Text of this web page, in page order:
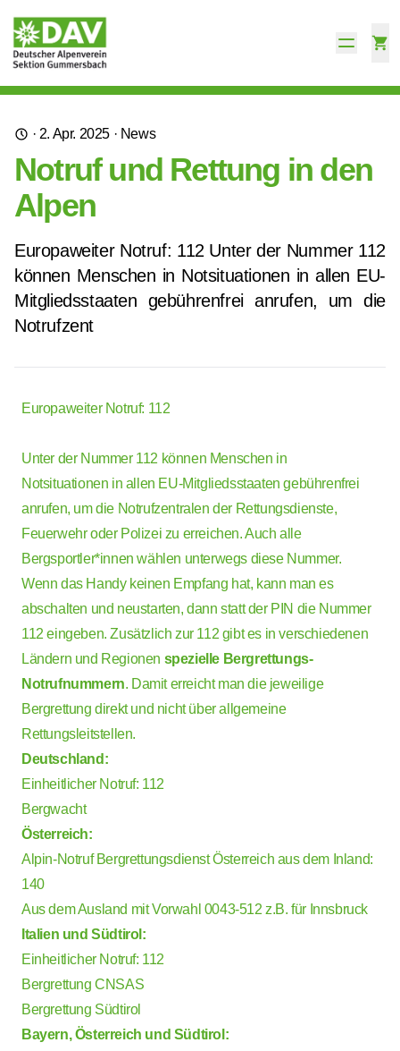
· 2. Apr. 2025 · News
Notruf und Rettung in den
Alpen
Europaweiter Notruf: 112 Unter der Nummer 112
können Menschen in Notsituationen in allen EU-
Mitgliedsstaaten gebührenfrei anrufen, um die
Notrufzent
Europaweiter Notruf: 112
Unter der Nummer 112 können Menschen in
Notsituationen in allen EU-Mitgliedsstaaten gebührenfrei
anrufen, um die Notrufzentralen der Rettungsdienste,
Feuerwehr oder Polizei zu erreichen. Auch alle
Bergsportler*innen wählen unterwegs diese Nummer.
Wenn das Handy keinen Empfang hat, kann man es
abschalten und neustarten, dann statt der PIN die Nummer
112 eingeben. Zusätzlich zur 112 gibt es in verschiedenen
Ländern und Regionen spezielle Bergrettungs-
Notrufnummern. Damit erreicht man die jeweilige
Bergrettung direkt und nicht über allgemeine
Rettungsleitstellen.
Deutschland:
Einheitlicher Notruf: 112
Bergwacht
Österreich:
Alpin-Notruf Bergrettungsdienst Österreich aus dem Inland:
140
Aus dem Ausland mit Vorwahl 0043-512 z.B. für Innsbruck
Italien und Südtirol:
Einheitlicher Notruf: 112
Bergrettung CNSAS
Bergrettung Südtirol
Bayern, Österreich und Südtirol: